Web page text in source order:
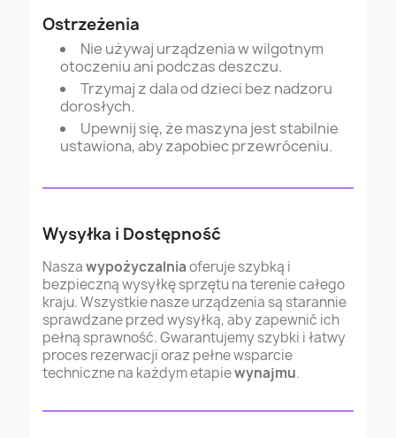
Ostrzeżenia
Nie używaj urządzenia w wilgotnym
otoczeniu ani podczas deszczu.
Trzymaj z dala od dzieci bez nadzoru
dorosłych.
Upewnij się, że maszyna jest stabilnie
ustawiona, aby zapobiec przewróceniu.
Wysyłka i Dostępność
Naszawypożyczalniaoferuje szybką i
bezpieczną wysyłkę sprzętu na terenie całego
kraju. Wszystkie nasze urządzenia są starannie
sprawdzane przed wysyłką, aby zapewnić ich
pełną sprawność. Gwarantujemy szybki i łatwy
proces rezerwacji oraz pełne wsparcie
techniczne na każdym etapiewynajmu.